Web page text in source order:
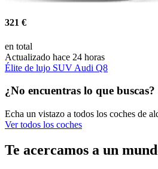
321 €
en total
Actualizado hace 24 horas
Élite de lujo SUV Audi Q8
¿No encuentras lo que buscas?
Echa un vistazo a todos los coches de
Ver todos los coches
Te acercamos a un